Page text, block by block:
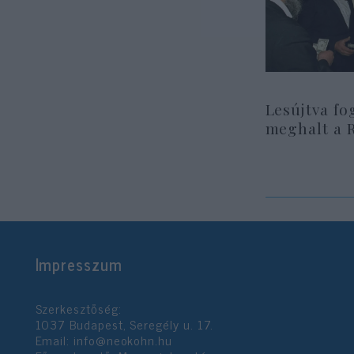
Lesújtva
meghalt a
Impresszum
Szerkesztőség:
1037 Budapest, Seregély u. 17.
Email: info@neokohn.hu